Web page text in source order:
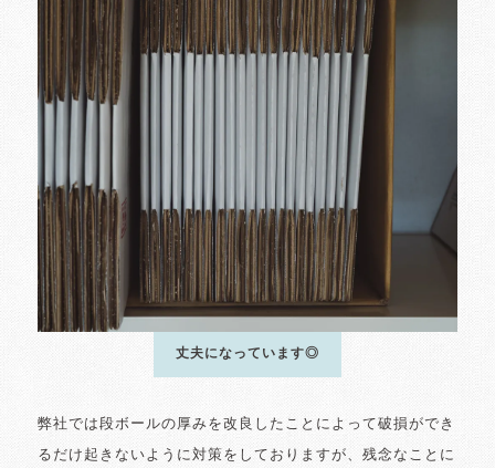
丈夫になっています◎
弊社では段ボールの厚みを改良したことによって破損ができ
るだけ起きないように対策をしておりますが、残念なことに